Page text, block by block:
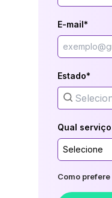
E-mail*
Estado*
Qual
Selecione
Como